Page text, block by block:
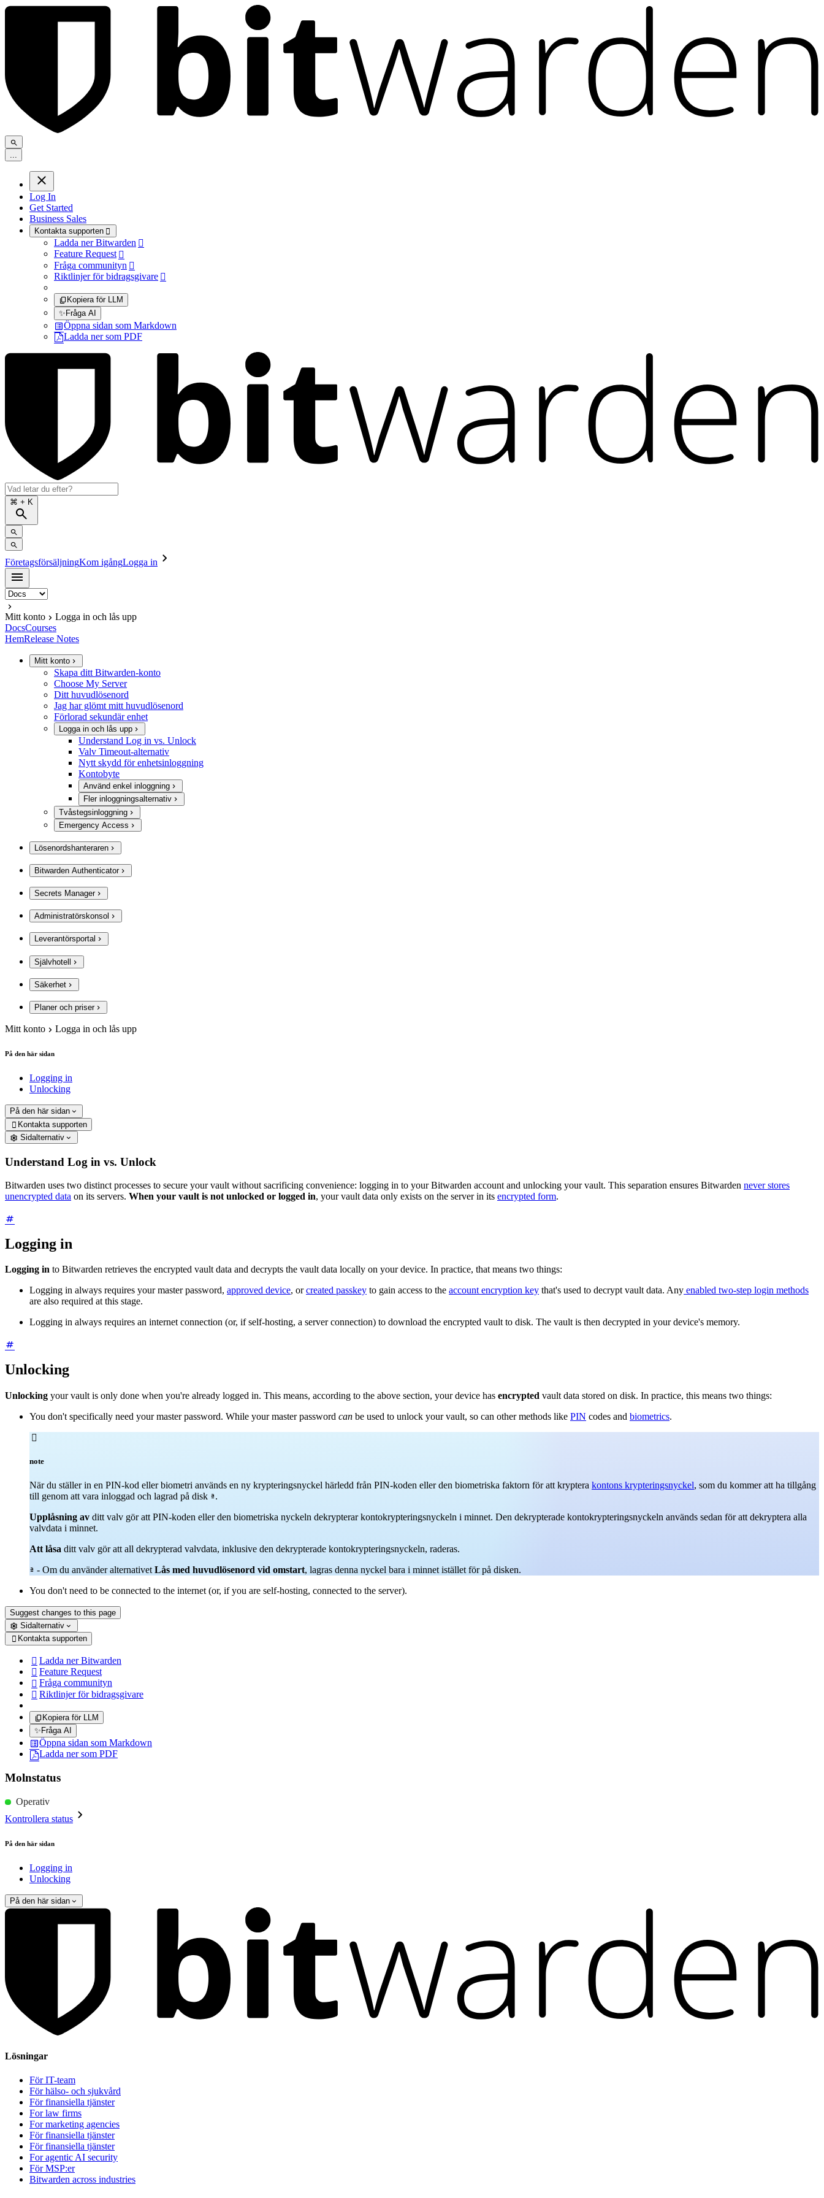
Log In
Get Started
Business Sales
Kontakta supporten 
Ladda ner Bitwarden 
Feature Request 
Fråga communityn 
Riktlinjer för bidragsgivare 
Kopiera för LLM
✨Fråga AI
Öppna sidan som Markdown
Ladda ner som PDF
⌘ + K
FöretagsförsäljningKom igångLogga in
Mitt konto
Logga in och lås upp
DocsCourses
HemRelease Notes
Mitt konto
Skapa ditt Bitwarden-konto
Choose My Server
Ditt huvudlösenord
Jag har glömt mitt huvudlösenord
Förlorad sekundär enhet
Logga in och lås upp
Understand Log in vs. Unlock
Valv Timeout-alternativ
Nytt skydd för enhetsinloggning
Kontobyte
Använd enkel inloggning
Fler inloggningsalternativ
Tvåstegsinloggning
Emergency Access
Lösenordshanteraren
Bitwarden Authenticator
Secrets Manager
Administratörskonsol
Leverantörsportal
Självhotell
Säkerhet
Planer och priser
Mitt konto Logga in och lås upp
På den här sidan
Logging in
Unlocking
På den här sidan
 Kontakta supporten
Sidalternativ
Understand Log in vs. Unlock
Bitwarden uses two distinct processes to secure your vault without sacrificing convenience: logging in to your Bitwarden account and unlocking your vault. This separation ensures Bitwarden never stores
unencrypted data on its servers. When your vault is not unlocked or logged in, your vault data only exists on the server in its encrypted form.
Logging in
Logging in to Bitwarden retrieves the encrypted vault data and decrypts the vault data locally on your device. In practice, that means two things:
Logging in always requires your master password, approved device, orcreated passkey to gain access to the account encryption key that's used to decrypt vault data. Any enabled two-step login methods
are also required at this stage.
Logging in always requires an internet connection (or, if self-hosting, a server connection) to download the encrypted vault to disk. The vault is then decrypted in your device's memory.
Unlocking
Unlocking your vault is only done when you're already logged in. This means, according to the above section, your device has encrypted vault data stored on disk. In practice, this means two things:
You don't specifically need your master password. While your master password can be used to unlock your vault, so can other methods like PIN codes and biometrics.

note
När du ställer in en PIN-kod eller biometri används en ny krypteringsnyckel härledd från PIN-koden eller den biometriska faktorn för att kryptera kontons krypteringsnyckel, som du kommer att ha tillgång
till genom att vara inloggad och lagrad på disk ª.
Upplåsning av ditt valv gör att PIN-koden eller den biometriska nyckeln dekrypterar kontokrypteringsnyckeln i minnet. Den dekrypterade kontokrypteringsnyckeln används sedan för att dekryptera alla
valvdata i minnet.
Att låsa ditt valv gör att all dekrypterad valvdata, inklusive den dekrypterade kontokrypteringsnyckeln, raderas.
ª - Om du använder alternativet Lås med huvudlösenord vid omstart, lagras denna nyckel bara i minnet istället för på disken.
You don't need to be connected to the internet (or, if you are self-hosting, connected to the server).
Suggest changes to this page
Sidalternativ
 Kontakta supporten
 Ladda ner Bitwarden
 Feature Request
 Fråga communityn
 Riktlinjer för bidragsgivare
Kopiera för LLM
✨ Fråga AI
Öppna sidan som Markdown
Ladda ner som PDF
Molnstatus
Operativ
Kontrollera status
På den här sidan
Logging in
Unlocking
På den här sidan
Lösningar
För IT-team
För hälso- och sjukvård
För finansiella tjänster
For law firms
For marketing agencies
För finansiella tjänster
För finansiella tjänster
For agentic AI security
För MSP:er
Bitwarden across industries